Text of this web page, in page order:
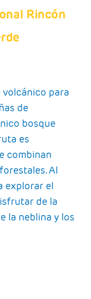
Rincón
para
de
bosque
es
combinan
Al
explorar el
de la
la neblina y los